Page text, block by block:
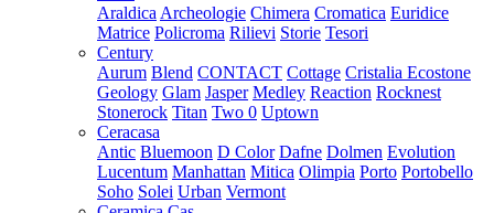
Araldica Archeologie Chimera Cromatica Euridice
Matrice Policroma Rilievi Storie Tesori
Century
Aurum Blend CONTACT Cottage Cristalia Ecostone
Geology Glam Jasper Medley Reaction Rocknest
Stonerock Titan Two 0 Uptown
Ceracasa
Antic Bluemoon D Color Dafne Dolmen Evolution
Lucentum Manhattan Mitica Olimpia Porto Portobello
Soho Solei Urban Vermont